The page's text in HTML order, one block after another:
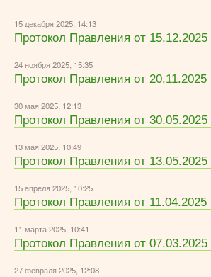
15 декабря 2025, 14:13
Протокол Правления от
24 ноября 2025, 15:35
Протокол Правления от
30 мая 2025, 12:13
Протокол Правления от
13 мая 2025, 10:49
Протокол Правления от
15 апреля 2025, 10:25
Протокол Правления от
11 марта 2025, 10:41
Протокол Правления от
27 февраля 2025, 12:08